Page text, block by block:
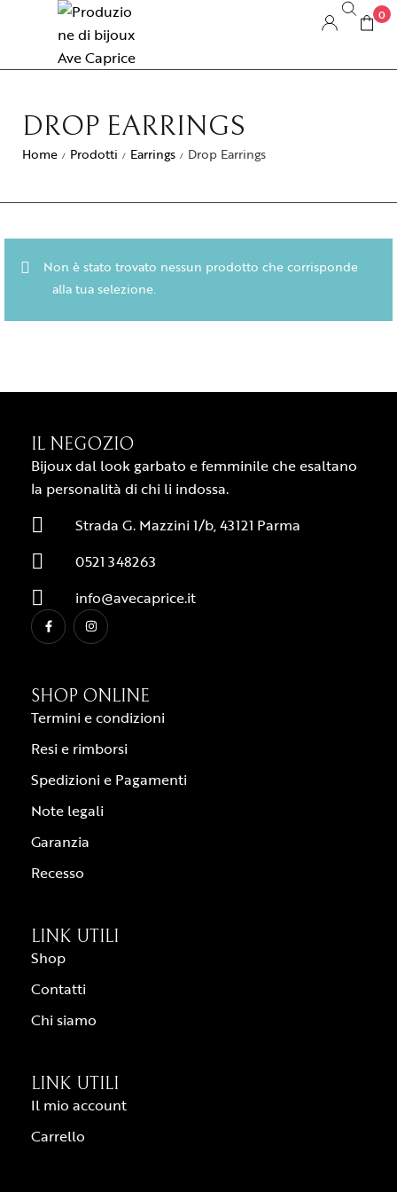
0
DROP EARRINGS
Home / Prodotti / Earrings / Drop Earrings
Non è stato trovato nessun prodotto che corrisponde
alla tua selezione.
IL NEGOZIO
Bijoux dal look garbato e femminile che esaltano
la personalità di chi li indossa.
Strada G. Mazzini 1/b, 43121 Parma
0521 348263
info@avecaprice.it
SHOP ONLINE
Termini e condizioni
Resi e rimborsi
Spedizioni e Pagamenti
Note legali
Garanzia
Recesso
LINK UTILI
Shop
Contatti
Chi siamo
LINK UTILI
Il mio account
Carrello